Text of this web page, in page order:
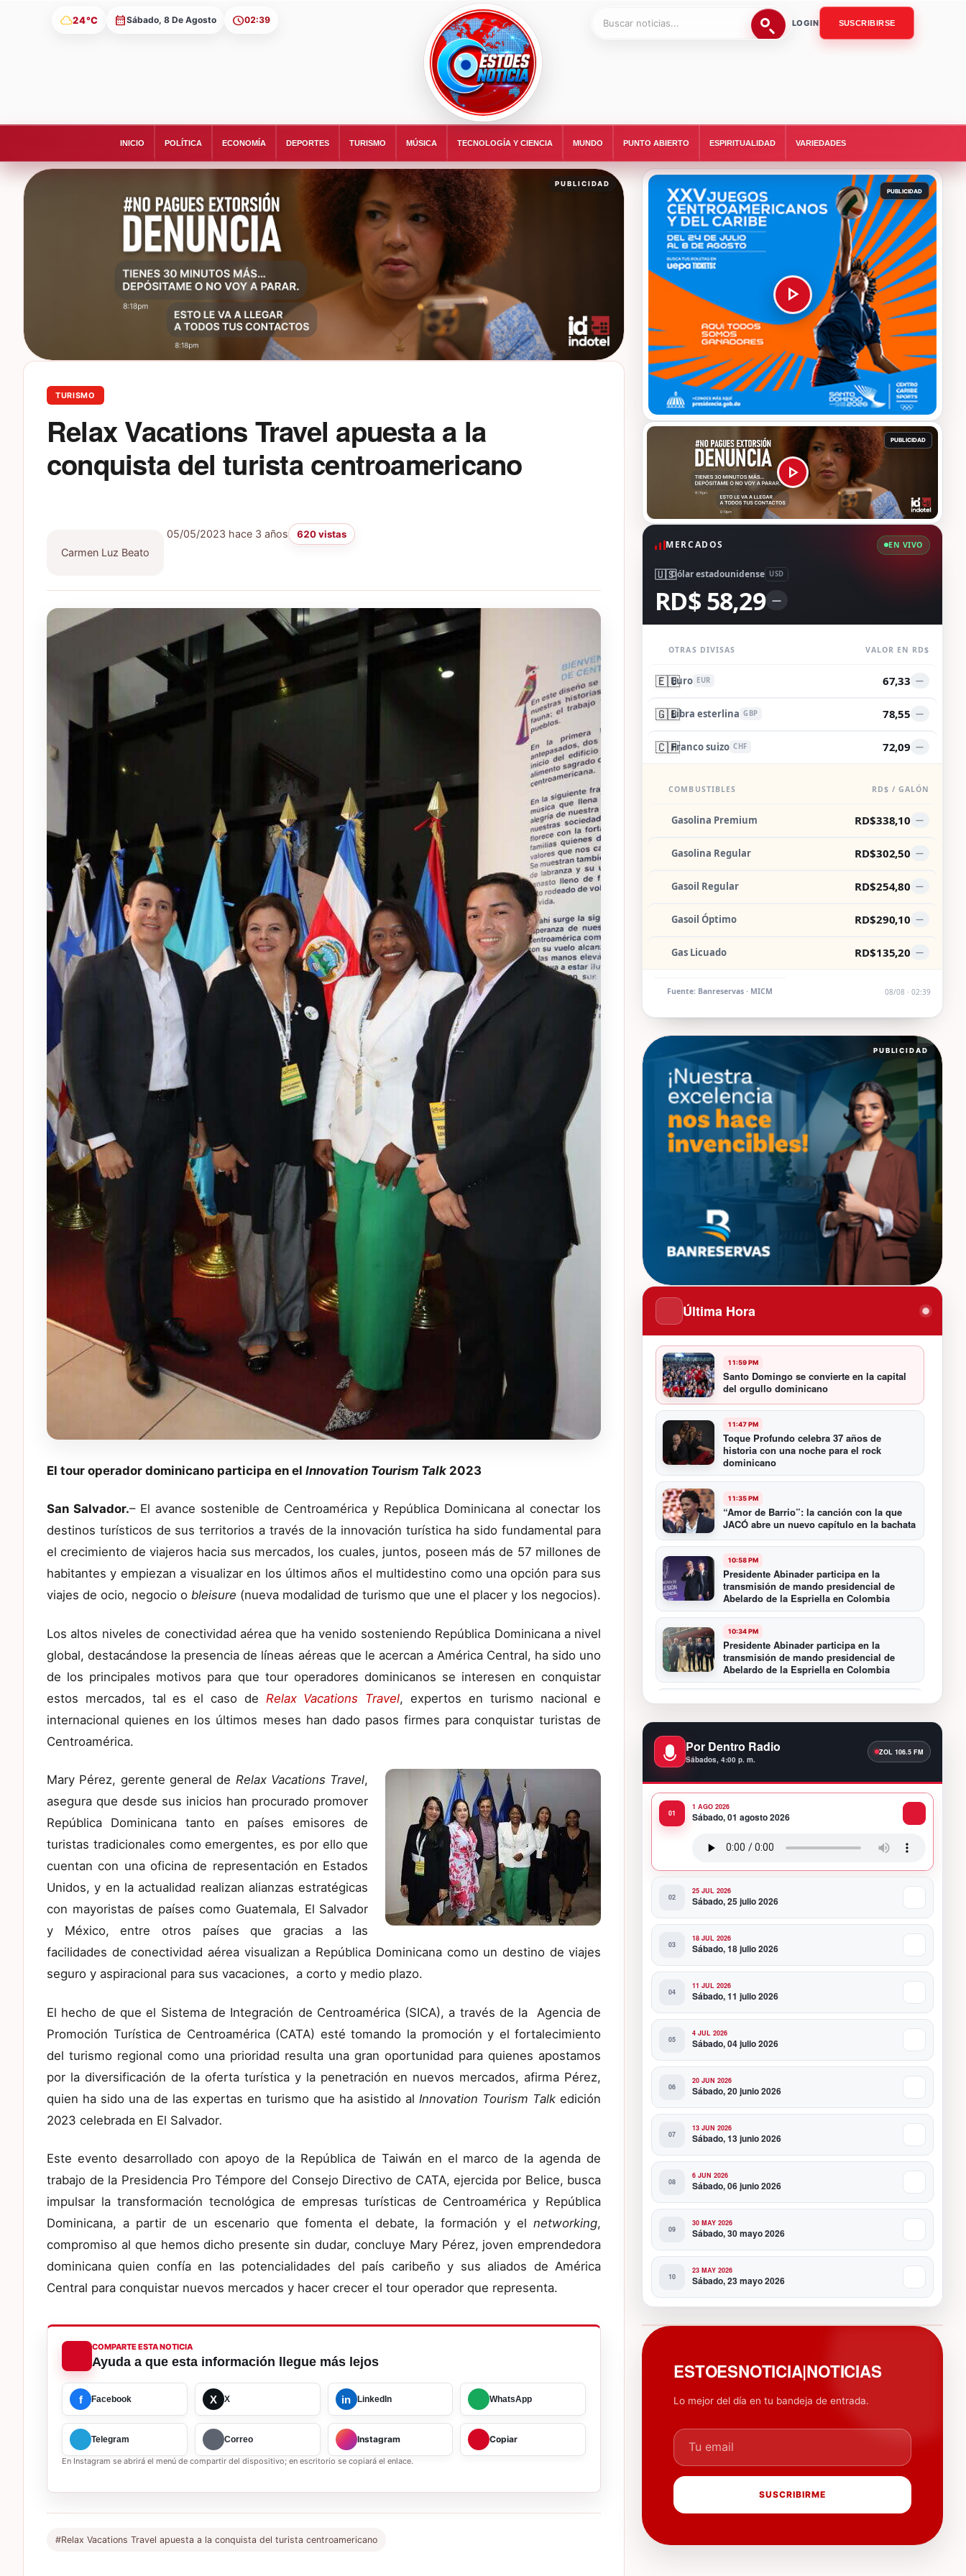
cloud24°C Sábado, 8 De Agosto 02:39
ESTOESNOTICIA|NOTICIAS
Buscar: LOGIN SUSCRIBIRSE
INICIO POLÍTICA ECONOMÍA DEPORTES TURISMO MÚSICA TECNOLOGÍA Y CIENCIA MUNDO PUNTO ABIERTO ESPIRITUALIDAD VARIEDADES
PUBLICIDAD
TURISMO
Relax Vacations Travel apuesta a la
conquista del turista centroamericano
Carmen Luz Beato
05/05/2023 hace 3 años 620 vistas
El tour operador dominicano participa en el Innovation Tourism Talk 2023
San Salvador.– El avance sostenible de Centroamérica y República Dominicana al conectar los
destinos turísticos de sus territorios a través de la innovación turística ha sido fundamental para
el crecimiento de viajeros hacia sus mercados, los cuales, juntos, poseen más de 57 millones de
habitantes y empiezan a visualizar en los últimos años el multidestino como una opción para sus
viajes de ocio, negocio o bleisure (nueva modalidad de turismo que une el placer y los negocios).
Los altos niveles de conectividad aérea que ha venido sosteniendo República Dominicana a nivel
global, destacándose la presencia de líneas aéreas que le acercan a América Central, ha sido uno
de los principales motivos para que tour operadores dominicanos se interesen en conquistar
estos mercados, tal es el caso de Relax Vacations Travel, expertos en turismo nacional e
internacional quienes en los últimos meses han dado pasos firmes para conquistar turistas de
Centroamérica.
Mary Pérez, gerente general de Relax Vacations Travel,
asegura que desde sus inicios han procurado promover
República Dominicana tanto en países emisores de
turistas tradicionales como emergentes, es por ello que
cuentan con una oficina de representación en Estados
Unidos, y en la actualidad realizan alianzas estratégicas
con mayoristas de países como Guatemala, El Salvador
y México, entre otros países que gracias a las
facilidades de conectividad aérea visualizan a República Dominicana como un destino de viajes
seguro y aspiracional para sus vacaciones, a corto y medio plazo.
El hecho de que el Sistema de Integración de Centroamérica (SICA), a través de la Agencia de
Promoción Turística de Centroamérica (CATA) esté tomando la promoción y el fortalecimiento
del turismo regional como una prioridad resulta una gran oportunidad para quienes apostamos
por la diversificación de la oferta turística y la penetración en nuevos mercados, afirma Pérez,
quien ha sido una de las expertas en turismo que ha asistido al Innovation Tourism Talkedición
2023 celebrada en El Salvador.
Este evento desarrollado con apoyo de la República de Taiwán en el marco de la agenda de
trabajo de la Presidencia Pro Témpore del Consejo Directivo de CATA, ejercida por Belice, busca
impulsar la transformación tecnológica de empresas turísticas de Centroamérica y República
Dominicana, a partir de un escenario que fomenta el debate, la formación y elnetworking,
compromiso al que hemos dicho presente sin dudar, concluye Mary Pérez, joven emprendedora
dominicana quien confía en las potencialidades del país caribeño y sus aliados de América
Central para conquistar nuevos mercados y hacer crecer el tour operador que representa.
COMPARTE ESTA NOTICIA
Ayuda a que esta información llegue más lejos
f Facebook X X in LinkedIn WhatsApp
Telegram Correo Instagram Copiar
En Instagram se abrirá el menú de compartir del dispositivo; en escritorio se copiará el enlace.
#Relax Vacations Travel apuesta a la conquista del turista centroamericano
MERCADOS EN VIVO
🇺🇸Dólar estadounidense USD
RD$ 58,29 —
OTRAS DIVISAS VALOR EN RD$
🇪🇺Euro EUR 67,33 —
🇬🇧Libra esterlina GBP 78,55 —
🇨🇭Franco suizo CHF 72,09 —
COMBUSTIBLES RD$ / GALÓN
Gasolina Premium RD$338,10 —
Gasolina Regular RD$302,50 —
Gasoil Regular RD$254,80 —
Gasoil Óptimo RD$290,10 —
Gas Licuado RD$135,20 —
Fuente: Banreservas · MICM 08/08 · 02:39
PUBLICIDAD
Última Hora
11:59 PM
Santo Domingo se convierte en la capital
del orgullo dominicano
11:47 PM
Toque Profundo celebra 37 años de
historia con una noche para el rock
dominicano
11:35 PM
“Amor de Barrio”: la canción con la que
JACÓ abre un nuevo capítulo en la bachata
10:58 PM
Presidente Abinader participa en la
transmisión de mando presidencial de
Abelardo de la Espriella en Colombia
10:34 PM
Presidente Abinader participa en la
transmisión de mando presidencial de
Abelardo de la Espriella en Colombia
10:16 PM
Santiago
Premios a la Moda Dominicana celebró su
quinta edición en el Teatro Nacional
Presidente Abinader viaja a Colombia para
Por Dentro Radio
Sábados, 4:00 p. m.
1 AGO 2026
Sábado, 01 agosto 2026
25 JUL 2026
Sábado, 25 julio 2026
18 JUL 2026
Sábado, 18 julio 2026
11 JUL 2026
Sábado, 11 julio 2026
4 JUL 2026
Sábado, 04 julio 2026
20 JUN 2026
Sábado, 20 junio 2026
13 JUN 2026
Sábado, 13 junio 2026
6 JUN 2026
Sábado, 06 junio 2026
30 MAY 2026
Sábado, 30 mayo 2026
23 MAY 2026
Sábado, 23 mayo 2026
ESTOESNOTICIA|NOTICIAS
Lo mejor del día en tu bandeja de entrada.
Tu email
SUSCRIBIRME